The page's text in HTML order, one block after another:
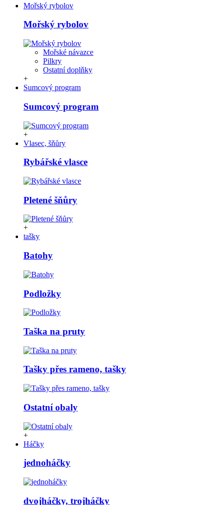
Mořský rybolov
Mořský rybolov
Mořské návazce
Pilkry
Ostatní doplňky
+
Sumcový program
Sumcový program
+
Vlasec, šňůry
Rybářské vlasce
Pletené šňůry
+
tašky
Batohy
Podložky
Taška na pruty
Tašky přes rameno, tašky
Ostatní obaly
+
Háčky
jednoháčky
dvojháčky, trojháčky